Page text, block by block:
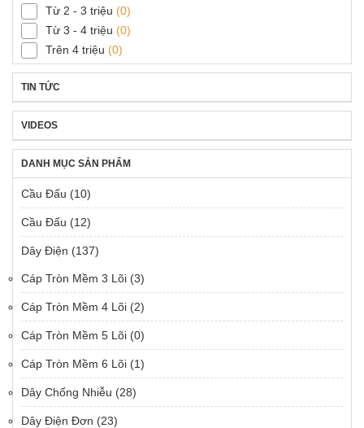
Từ 2 - 3 triệu (0)
Từ 3 - 4 triệu (0)
Trên 4 triệu (0)
TIN TỨC
VIDEOS
DANH MỤC SẢN PHẨM
Cầu Đấu (10)
Cầu Đấu (12)
Dây Điện (137)
Cáp Tròn Mềm 3 Lõi (3)
Cáp Tròn Mềm 4 Lõi (2)
Cáp Tròn Mềm 5 Lõi (0)
Cáp Tròn Mềm 6 Lõi (1)
Dây Chống Nhiễu (28)
Dây Điện Đơn (23)